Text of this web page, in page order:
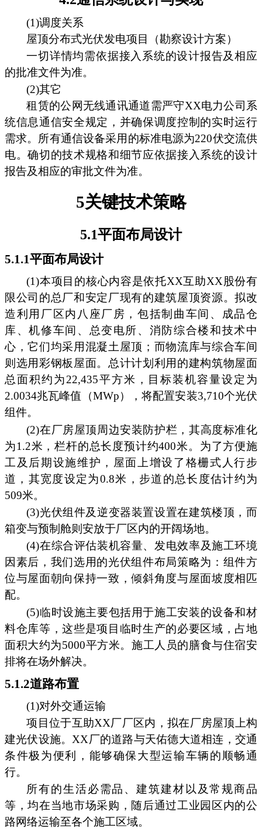
(1)调度关系
屋顶分布式光伏发电项目（勘察设计方案）
一切详情均需依据接入系统的设计报告及相应
的批准文件为准。
(2)其它
租赁的公网无线通讯通道需严守XX电力公司系
统信息通信安全规定，并确保调度控制的实时运行
需求。所有通信设备采用的标准电源为220伏交流供
电。确切的技术规格和细节应依据接入系统的设计
报告及相应的审批文件为准。
5关键技术策略
5.1平面布局设计
5.1.1平面布局设计
(1)本项目的核心内容是依托XX互助XX股份有
限公司的总厂和安定厂现有的建筑屋顶资源。拟改
造利用厂区内八座厂房，包括制曲车间、成品仓
库、机修车间、总变电所、消防综合楼和技术中
心，它们均采用混凝土屋顶；而物流库与综合车间
则选用彩钢板屋面。总计计划利用的建构筑物屋面
总面积约为22,435平方米，目标装机容量设定为
2.0034兆瓦峰值（MWp），将配置安装3,710个光伏
组件。
(2)在厂房屋顶周边安装防护栏，其高度标准化
为1.2米，栏杆的总长度预计约400米。为了方便施
工及后期设施维护，屋面上增设了格栅式人行步
道，其宽度设定为0.8米，步道的总长度估计约为
509米。
(3)光伏组件及逆变器装置设置在建筑楼顶，而
箱变与预制舱则安放于厂区内的开阔场地。
(4)在综合评估装机容量、发电效率及施工环境
因素后，我们选用的光伏组件布局策略为：组件方
位与屋面朝向保持一致，倾斜角度与屋面坡度相匹
配。
(5)临时设施主要包括用于施工安装的设备和材
料仓库等，这些是项目临时生产的必要区域，占地
面积大约为5000平方米。施工人员的膳食与住宿安
排将在场外解决。
5.1.2道路布置
(1)对外交通运输
项目位于互助XX厂厂区内，拟在厂房屋顶上构
建光伏设施。XX厂的道路与天佑德大道相连，交通
条件极为便利，能够确保大型运输车辆的顺畅通
行。
所有的生活必需品、建筑建材以及常规商品
等，均在当地市场采购，随后通过工业园区内的公
路网络运输至各个施工区域。